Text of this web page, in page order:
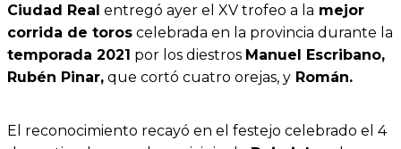
Ciudad Real entregó ayer el XV trofeo a la mejor
corrida de toros celebrada en la provincia durante la
temporada 2021 por los diestros Manuel Escribano,
Rubén Pinar, que cortó cuatro orejas, y Román.
El reconocimiento recayó en el festejo celebrado el 4